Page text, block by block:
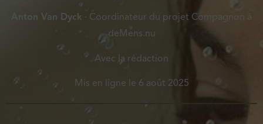
Anton Van Dyck · Coordinateur du projet Compagnon à
deMens.nu
Avec la rédaction
Mis en ligne le 6 août 2025